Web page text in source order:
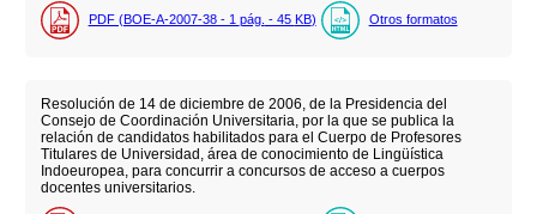
PDF (BOE-A-2007-38 - 1 pág. - 45 KB) Otros formatos
Resolución de 14 de diciembre de 2006, de la Presidencia del
Consejo de Coordinación Universitaria, por la que se publica la
relación de candidatos habilitados para el Cuerpo de Profesores
Titulares de Universidad, área de conocimiento de Lingüística
Indoeuropea, para concurrir a concursos de acceso a cuerpos
docentes universitarios.